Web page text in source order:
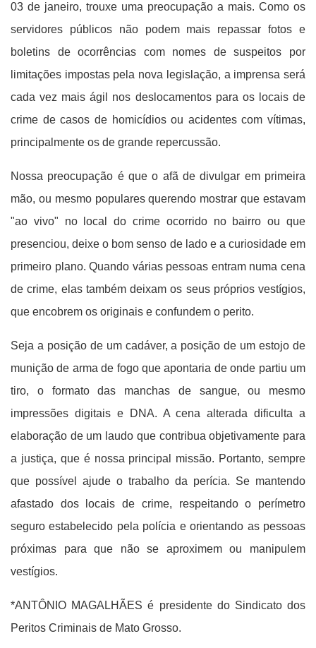
03 de janeiro, trouxe uma preocupação a mais. Como os
servidores públicos não podem mais repassar fotos e
boletins de ocorrências com nomes de suspeitos por
limitações impostas pela nova legislação, a imprensa será
cada vez mais ágil nos deslocamentos para os locais de
crime de casos de homicídios ou acidentes com vítimas,
principalmente os de grande repercussão.
Nossa preocupação é que o afã de divulgar em primeira
mão, ou mesmo populares querendo mostrar que estavam
"ao vivo" no local do crime ocorrido no bairro ou que
presenciou, deixe o bom senso de lado e a curiosidade em
primeiro plano.Quando várias pessoas entram numa cena
de crime, elas também deixam os seus próprios vestígios,
que encobrem os originais e confundem o perito.
Seja a posição de um cadáver, a posição de um estojo de
munição de arma de fogo que apontaria de onde partiu um
tiro, o formato das manchas de sangue, ou mesmo
impressões digitais e DNA. A cena alterada dificulta a
elaboração de um laudo que contribua objetivamente para
a justiça, que é nossa principal missão. Portanto, sempre
que possível ajude o trabalho da perícia. Se mantendo
afastado dos locais de crime, respeitando o perímetro
seguro estabelecido pela polícia e orientando as pessoas
próximas para que não se aproximem ou manipulem
vestígios.
*ANTÔNIO MAGALHÃES é presidente do Sindicato dos
Peritos Criminais de Mato Grosso.